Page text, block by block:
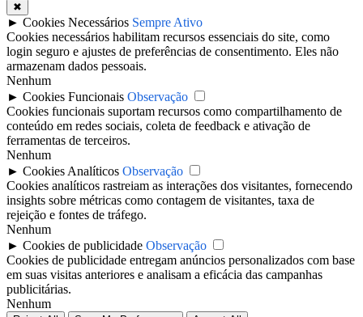
✖
► Cookies Necessários Sempre Ativo
Cookies necessários habilitam recursos essenciais do site, como
login seguro e ajustes de preferências de consentimento. Eles não
armazenam dados pessoais.
Nenhum
► Cookies Funcionais Observação
Cookies funcionais suportam recursos como compartilhamento de
conteúdo em redes sociais, coleta de feedback e ativação de
ferramentas de terceiros.
Nenhum
► Cookies Analíticos Observação
Cookies analíticos rastreiam as interações dos visitantes, fornecendo
insights sobre métricas como contagem de visitantes, taxa de
rejeição e fontes de tráfego.
Nenhum
► Cookies de publicidade Observação
Cookies de publicidade entregam anúncios personalizados com base
em suas visitas anteriores e analisam a eficácia das campanhas
publicitárias.
Nenhum